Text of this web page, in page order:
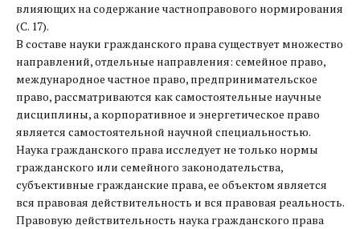
влияющих на содержание частноправового нормирования
(С. 17).
В составе науки гражданского права существует множество
направлений, отдельные направления: семейное право,
международное частное право, предпринимательское
право, рассматриваются как самостоятельные научные
дисциплины, а корпоративное и энергетическое право
является самостоятельной научной специальностью.
Наука гражданского права исследует не только нормы
гражданского или семейного законодательства,
субъективные гражданские права, ее объектом является
вся правовая действительность и вся правовая реальность.
Правовую действительность наука гражданского права